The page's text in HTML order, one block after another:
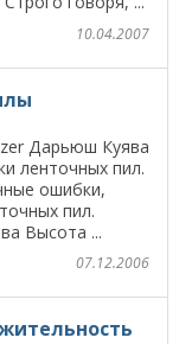
10.04.2007
Дарьюш Куява
ленточных пил.
ошибки,
пил.
Высота ...
07.12.2006